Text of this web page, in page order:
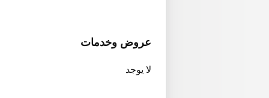
عروض وخدمات
لا يوجد